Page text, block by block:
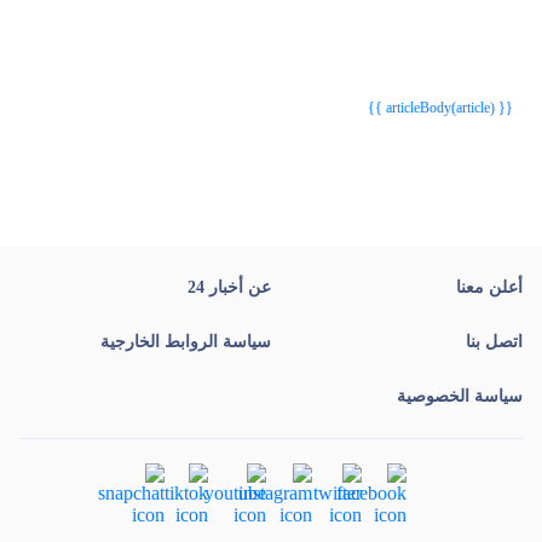
{{ articleBody(article) }}
أعلن معنا عن أخبار 24
اتصل بنا سياسة الروابط الخارجية
سياسة الخصوصية